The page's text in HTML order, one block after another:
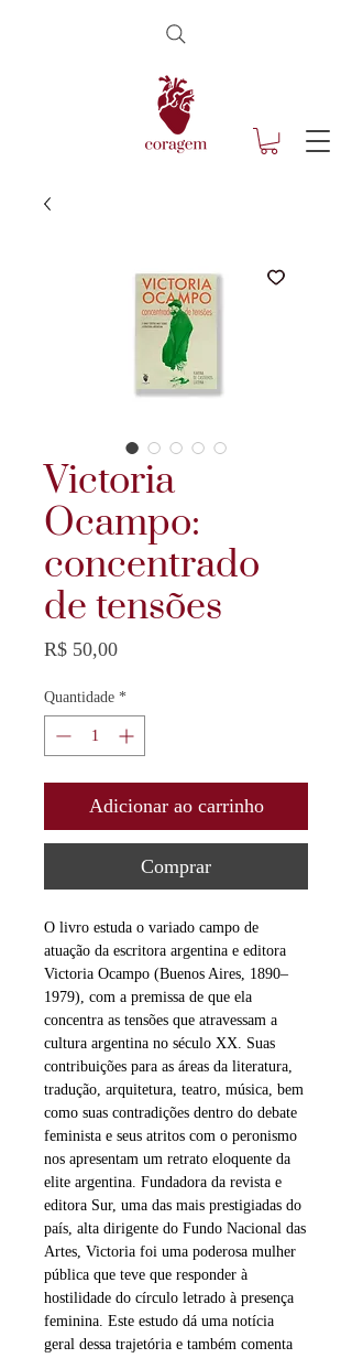
Victoria
Ocampo:
concentrado
de tensões
R$ 50,00Preço
Quantidade *
Adicionar ao carrinho
Comprar
O livro estuda o variado campo de
atuação da escritora argentina e editora
Victoria Ocampo (Buenos Aires, 1890–
1979), com a premissa de que ela
concentra as tensões que atravessam a
cultura argentina no século XX. Suas
contribuições para as áreas da literatura,
tradução, arquitetura, teatro, música, bem
como suas contradições dentro do debate
feminista e seus atritos com o peronismo
nos apresentam um retrato eloquente da
elite argentina. Fundadora da revista e
editora Sur, uma das mais prestigiadas do
país, alta dirigente do Fundo Nacional das
Artes, Victoria foi uma poderosa mulher
pública que teve que responder à
hostilidade do círculo letrado à presença
feminina. Este estudo dá uma notícia
geral dessa trajetória e também comenta